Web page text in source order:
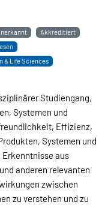
Akkreditiert
& Life Sciences
Studiengang,
Systemen und
Effizienz,
Systemen und
Erkenntnisse aus
anderen relevanten
zwischen
zu verstehen und zu